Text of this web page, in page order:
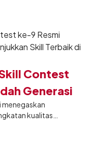
Contest
Generasi
di
menegaskan
kualitas
9th
salah satu pilar
Pintar Bersama